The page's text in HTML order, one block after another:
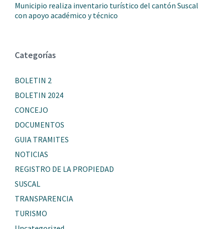
Municipio realiza inventario turístico del cantón Suscal
con apoyo académico y técnico
Categorías
BOLETIN 2
BOLETIN 2024
CONCEJO
DOCUMENTOS
GUIA TRAMITES
NOTICIAS
REGISTRO DE LA PROPIEDAD
SUSCAL
TRANSPARENCIA
TURISMO